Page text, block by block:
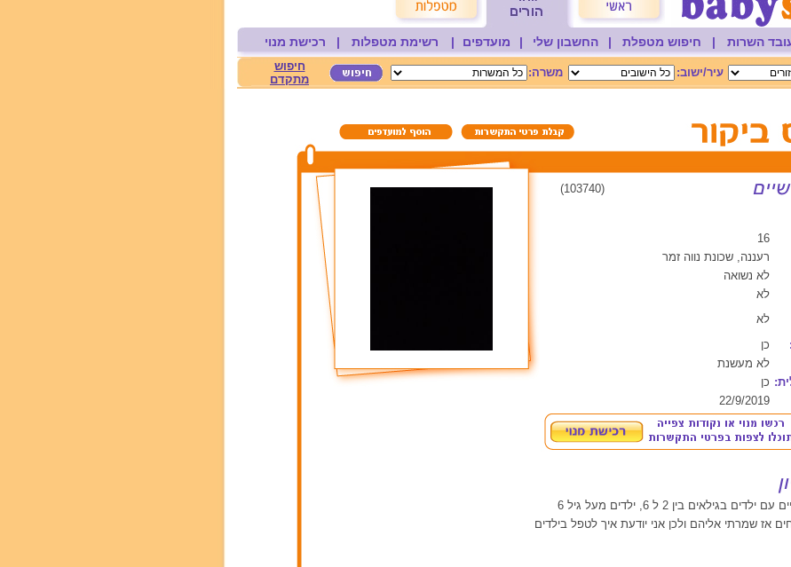
השרות | חיפוש מטפלת | החשבון שלי | מועדפים | רשימת מטפלות | רכישת מנוי
עיר/ישוב: משרה:
חיפוש
מתקדם
(103740)
16
רעננה, שכונת נווה זמר
לא נשואה
לא
לא
כן
לא מעשנת
כן
22/9/2019
בגילאים בין 2 ל 6, ילדים מעל גיל 6
אז שמרתי אליהם ולכן אני יודעת איך לטפל בילדים